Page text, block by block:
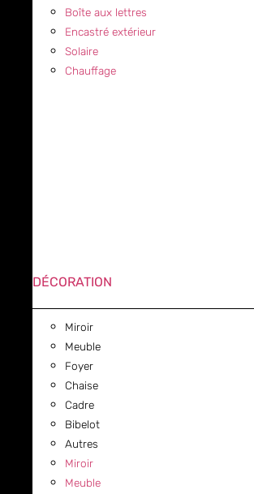
Boîte aux lettres
Encastré extérieur
Solaire
Chauffage
DÉCORATION
Miroir
Meuble
Foyer
Chaise
Cadre
Bibelot
Autres
Miroir
Meuble